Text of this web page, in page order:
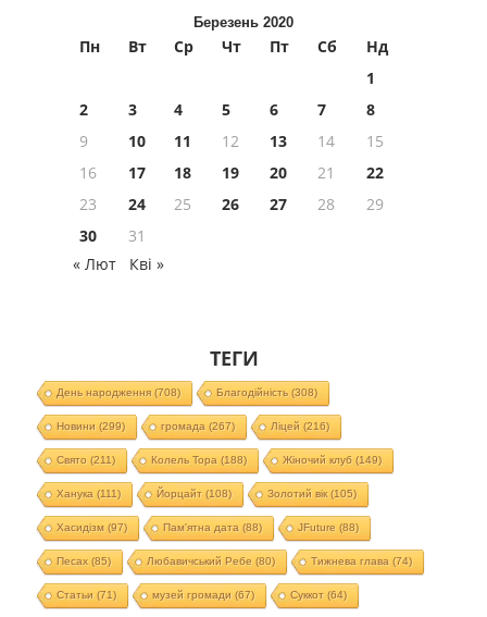
Березень 2020
Пн Вт Ср Чт Пт Сб
Нд
1
2
3 4 5 6 7
8
9
10 11 12 13 14
15
16
17 18 19 20 21
22
23
24 25 26 27 28
29
30
31
« Лют
Кві »
ТЕГИ
День народження(708) Благодійність(308)
Новини (299) громада (267) Ліцей (216)
Свято (211) Колель Тора (188) Жіночий клуб (149)
Ханука (111) Йорцайт (108) Золотий вік(105)
Хасидізм (97) Пам'ятна дата (88) JFuture (88)
Песах(85) Любавичський Ребе (80) Тижнева глава (74)
Статьи (71) музей громади (67) Суккот (64)